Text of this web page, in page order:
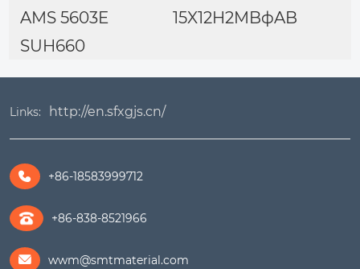
AMS 5603E
15X12H2MBфAB
SUH660
Links: http://en.sfxgjs.cn/
 +86-18583999712
+86-838-8521966
 wwm@smtmaterial.com